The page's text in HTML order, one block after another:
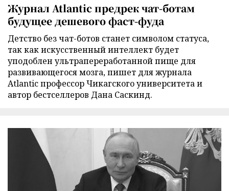
Журнал Atlantic предрек чат-ботам
будущее дешевого фаст-фуда
Детство без чат-ботов станет символом статуса,
так как искусственный интеллект будет
уподоблен ультрапереработанной пище для
развивающегося мозга, пишет для журнала
Atlantic профессор Чикагского университета и
автор бестселлеров Дана Саскинд.